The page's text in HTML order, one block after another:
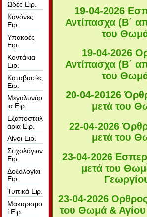
Ωδές Ειρ.
Κανόνες
Ειρ.
Υπακοές
Ειρ.
Κοντάκια
Ειρ.
Καταβασίες
Ειρ.
Μεγαλυνάρ
ια Ειρ.
Εξαποστειλ
άρια Ειρ.
Αίνοι Ειρ.
Στιχολόγιον
Ειρ.
Δοξολογίαι
Ειρ.
Τυπικά Ειρ.
Μακαρισμο
ί Ειρ.
19-04-2026
Αντίπασχα (Β΄
του
19-04-2026
Αντίπασχα (Β΄
του
20-04-20126
μετά του
22-04-2026
μετά του
23-04-2026
μετά του
23-04-2026
του Θωμά &